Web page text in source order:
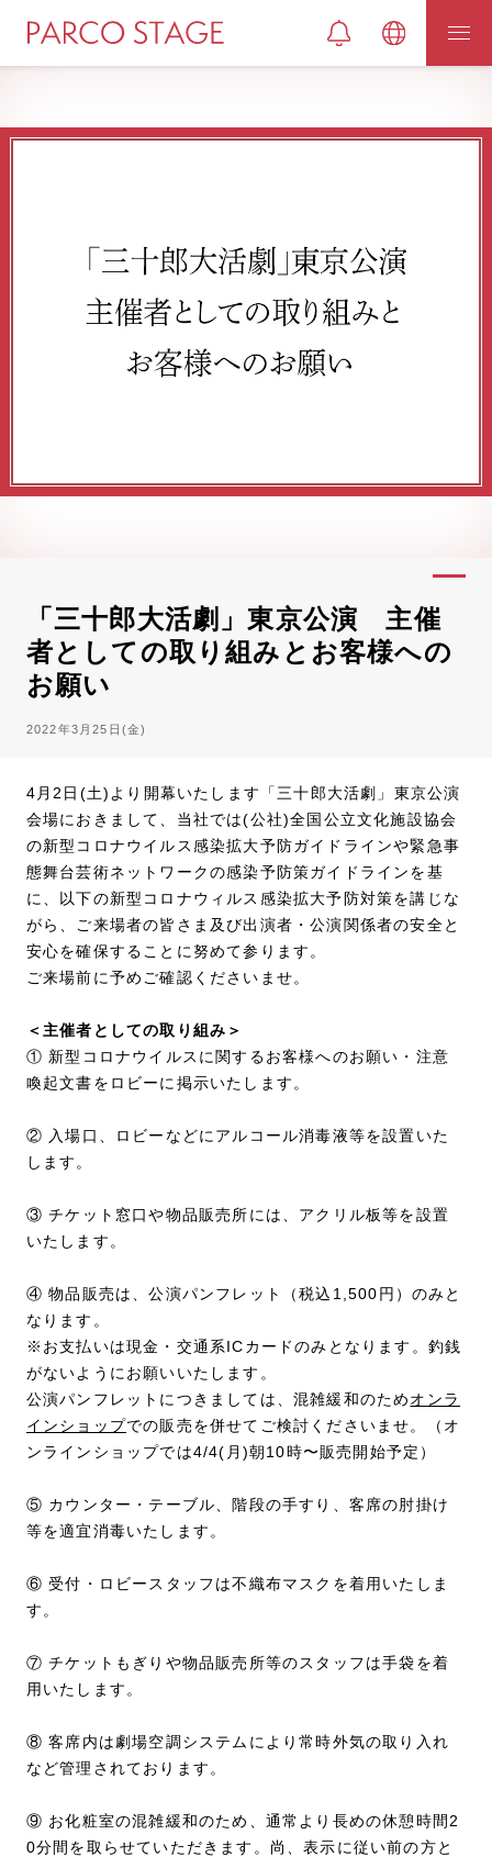
「三十郎大活劇」東京公演 主催
者としての取り組みとお客様への
お願い
2022年3月25日(金)
4月2日(土)より開幕いたします「三十郎大活劇」東京公演
会場におきまして、当社では(公社)全国公立文化施設協会
の新型コロナウイルス感染拡大予防ガイドラインや緊急事
態舞台芸術ネットワークの感染予防策ガイドラインを基
に、以下の新型コロナウィルス感染拡大予防対策を講じな
がら、ご来場者の皆さま及び出演者・公演関係者の安全と
安心を確保することに努めて参ります。
ご来場前に予めご確認くださいませ。
＜主催者としての取り組み＞
① 新型コロナウイルスに関するお客様へのお願い・注意
喚起文書をロビーに掲示いたします。
② 入場口、ロビーなどにアルコール消毒液等を設置いた
します。
③ チケット窓口や物品販売所には、アクリル板等を設置
いたします。
④ 物品販売は、公演パンフレット（税込1,500円）のみと
なります。
※お支払いは現金・交通系ICカードのみとなります。釣銭
がないようにお願いいたします。
公演パンフレットにつきましては、混雑緩和のためオンラ
インショップでの販売を併せてご検討くださいませ。（オ
ンラインショップでは4/4(月)朝10時〜販売開始予定）
⑤ カウンター・テーブル、階段の手すり、客席の肘掛け
等を適宜消毒いたします。
⑥ 受付・ロビースタッフは不織布マスクを着用いたしま
す。
⑦ チケットもぎりや物品販売所等のスタッフは手袋を着
用いたします。
⑧ 客席内は劇場空調システムにより常時外気の取り入れ
など管理されております。
⑨ お化粧室の混雑緩和のため、通常より長めの休憩時間2
0分間を取らせていただきます。尚、表示に従い前の方と